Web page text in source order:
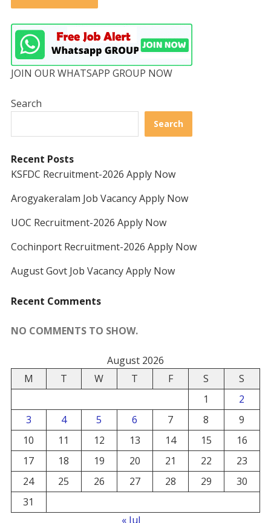
JOIN OUR WHATSAPP GROUP NOW
Search
Search
Recent Posts
KSFDC Recruitment-2026 Apply Now
Arogyakeralam Job Vacancy Apply Now
UOC Recruitment-2026 Apply Now
Cochinport Recruitment-2026 Apply Now
August Govt Job Vacancy Apply Now
Recent Comments
NO COMMENTS TO SHOW.
August 2026
M
T W T F S
S
1
2
3
4 5 6 7 8
9
10
11 12 13 14 15
16
17
18 19 20 21 22
23
24
25 26 27 28 29
30
31
« Jul